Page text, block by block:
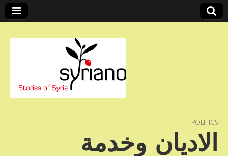
syriano POLITICS
الاديان وخدمة